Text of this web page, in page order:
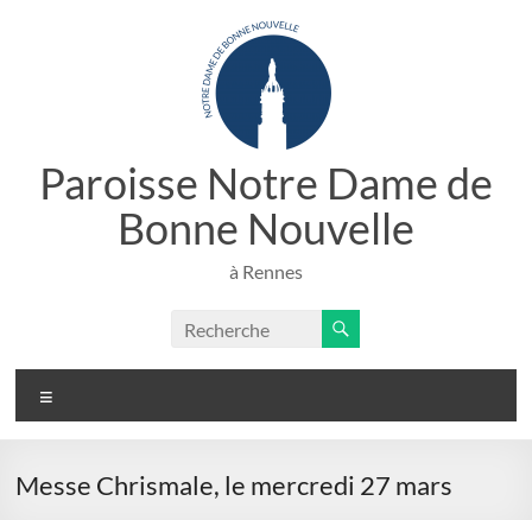
Paroisse Notre Dame de
Bonne Nouvelle
à Rennes
Messe Chrismale, le mercredi 27 mars